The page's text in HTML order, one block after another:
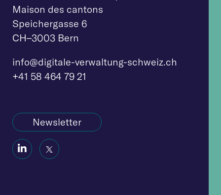
Maison des cantons
Speichergasse 6
CH–3003 Bern
info@digitale-verwaltung-schweiz.ch
+41 58 464 79 21
Newsletter
Social Social